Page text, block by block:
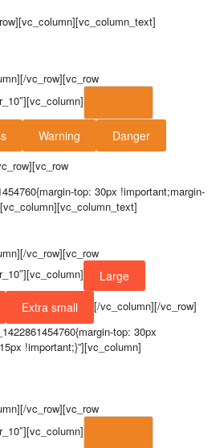
vc_row][vc_row
Warning
Danger
top: 30px !important;margin-
vc_row][vc_row
Large
Extra small
[/vc_column][/vc_row]
top: 30px
!important;}”][vc_column]
vc_row][vc_row